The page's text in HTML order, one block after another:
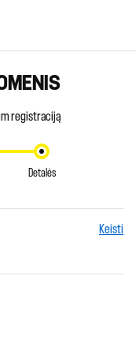
registraciją
Detalės
Keisti